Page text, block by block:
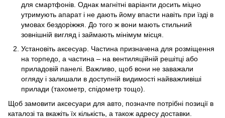
для смартфонів. Однак магнітні варіанти досить міцно
утримують апарат і не дають йому впасти навіть при їзді в
умовах бездоріжжя. До того ж вони мають стильний
зовнішній вигляд і займають мінімум місця.
Установіть аксесуар. Частина призначена для розміщення
на торпедо, а частина – на вентиляційній решітці або
приладовій панелі. Важливо, щоб вони не заважали
огляду і залишали в доступній видимості найважливіші
прилади (тахометр, спідометр тощо).
Щоб замовити аксесуари для авто, позначте потрібні позиції в
каталозі та вкажіть їх кількість, а також адресу доставки.